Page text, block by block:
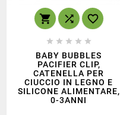
  
    
BABY BUBBLES
PACIFIER CLIP,
CATENELLA PER
CIUCCIO IN LEGNO E
SILICONE ALIMENTARE,
0-3ANNI